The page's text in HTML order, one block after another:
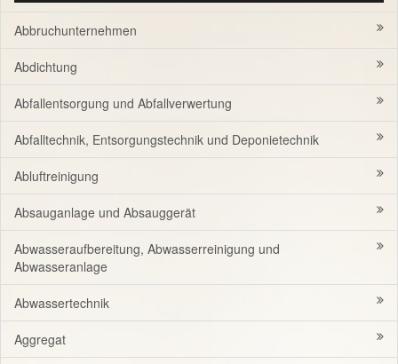
Abbruchunternehmen
Abdichtung
Abfallentsorgung und Abfallverwertung
Abfalltechnik, Entsorgungstechnik und Deponietechnik
Abluftreinigung
Absauganlage und Absauggerät
Abwasseraufbereitung, Abwasserreinigung und
Abwasseranlage
Abwassertechnik
Aggregat